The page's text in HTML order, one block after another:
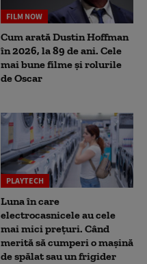
FILM NOW
Cum arată Dustin Hoffman
în 2026, la 89 de ani. Cele
mai bune filme și rolurile
de Oscar
PLAYTECH
Luna în care
electrocasnicele au cele
mai mici prețuri. Când
merită să cumperi o mașină
de spălat sau un frigider